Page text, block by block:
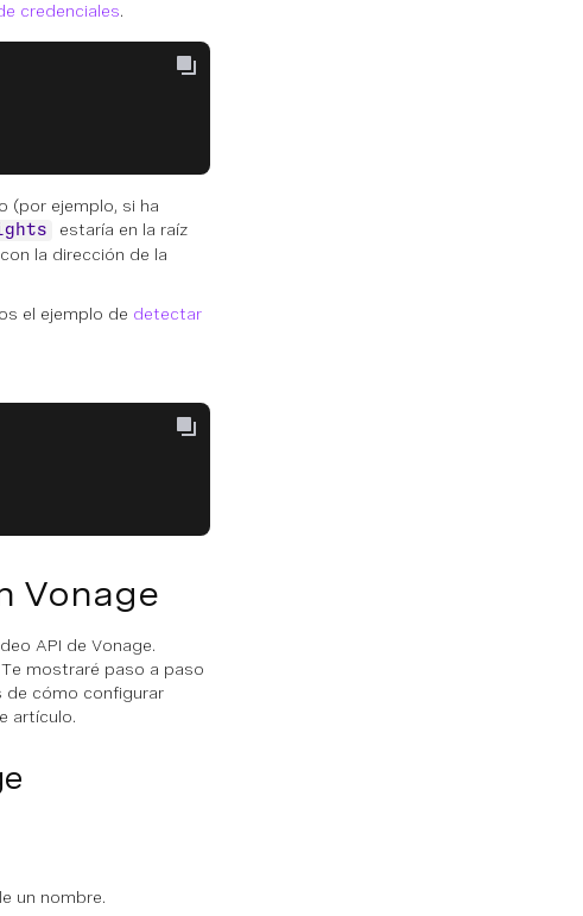
credenciales.
(por ejemplo, si ha
estaría en la raíz
con la dirección de la
el ejemplo de detectar
Vonage
API de Vonage.
mostraré paso a paso
de cómo configurar
artículo.
un nombre.